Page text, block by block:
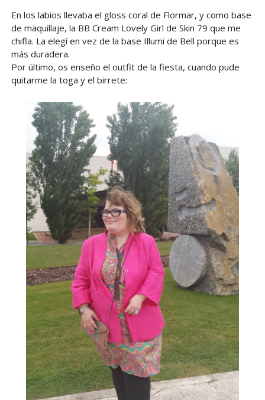
En los labios llevaba el gloss coral de Flormar, y como base
de maquillaje, la BB Cream Lovely Girl de Skin 79 que me
chifla. La elegí en vez de la base Illumi de Bell porque es
más duradera.
Por último, os enseño el outfit de la fiesta, cuando pude
quitarme la toga y el birrete: